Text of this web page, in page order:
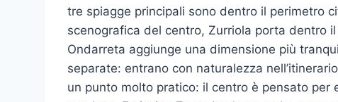
tre spiagge principali sono dentro il perimetro
scenografica del centro, Zurriola porta dentro
Ondarreta aggiunge una dimensione più
separate: entrano con naturalezza
un punto molto pratico: il centro è pensato per